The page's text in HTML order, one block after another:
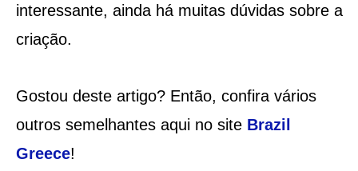
interessante, ainda há muitas dúvidas sobre a
criação.
Gostou deste artigo? Então, confira vários
outros semelhantes aqui no site Brazil
Greece!